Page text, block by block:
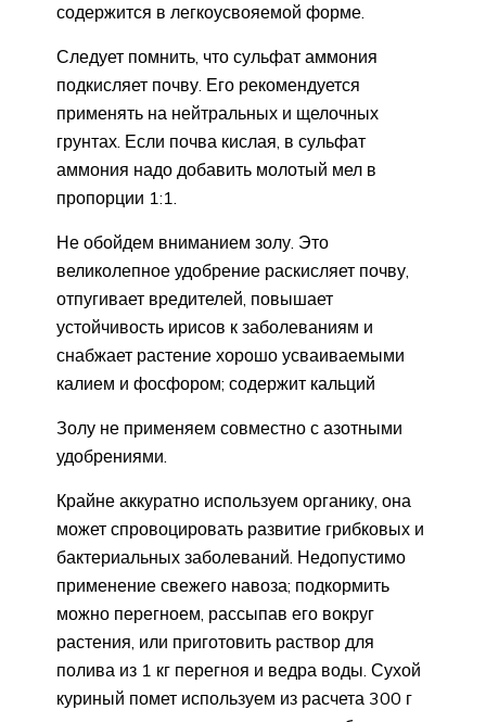
содержится в легкоусвояемой форме.
Следует помнить, что сульфат аммония
подкисляет почву. Его рекомендуется
применять на нейтральных и щелочных
грунтах. Если почва кислая, в сульфат
аммония надо добавить молотый мел в
пропорции 1:1.
Не обойдем вниманием золу. Это
великолепное удобрение раскисляет почву,
отпугивает вредителей, повышает
устойчивость ирисов к заболеваниям и
снабжает растение хорошо усваиваемыми
калием и фосфором; содержит кальций
Золу не применяем совместно с азотными
удобрениями.
Крайне аккуратно используем органику, она
может спровоцировать развитие грибковых и
бактериальных заболеваний. Недопустимо
применение свежего навоза; подкормить
можно перегноем, рассыпав его вокруг
растения, или приготовить раствор для
полива из 1 кг перегноя и ведра воды. Сухой
куриный помет используем из расчета 300 г